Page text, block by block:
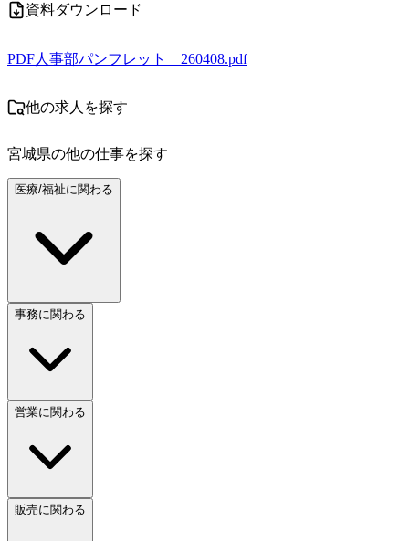
資料ダウンロード
PDF人事部パンフレット 260408.pdf
他の求人を探す
宮城県の他の仕事を探す
医療/福祉に関わる
事務に関わる
営業に関わる
販売に関わる